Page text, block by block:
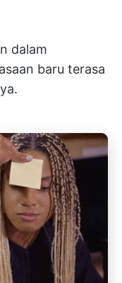
dalam
baru terasa